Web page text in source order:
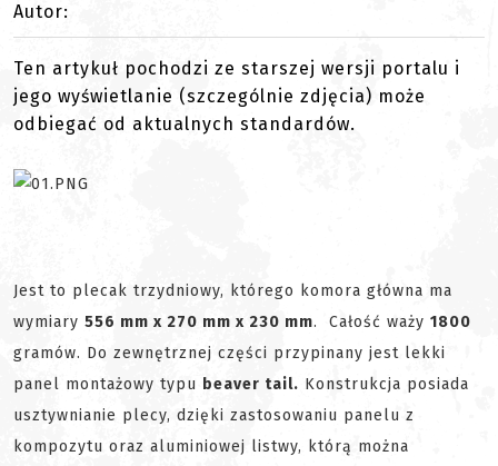
Autor:
Ten artykuł pochodzi ze starszej wersji portalu i
jego wyświetlanie (szczególnie zdjęcia) może
odbiegać od aktualnych standardów.
Jest to plecak trzydniowy, którego komora główna ma
wymiary 556 mm x 270 mm x 230 mm. Całość waży 1800
gramów. Do zewnętrznej części przypinany jest lekki
panel montażowy typu beaver tail. Konstrukcja posiada
usztywnianie plecy, dzięki zastosowaniu panelu z
kompozytu oraz aluminiowej listwy, którą można